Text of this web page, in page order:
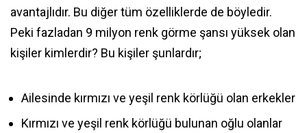
avantajlıdır. Bu diğer tüm özelliklerde de böyledir.
Peki fazladan 9 milyon renk görme şansı yüksek olan
kişiler kimlerdir? Bu kişiler şunlardır;
Ailesinde kırmızı ve yeşil renk körlüğü olan erkekler
Kırmızı ve yeşil renk körlüğü bulunan oğlu olanlar